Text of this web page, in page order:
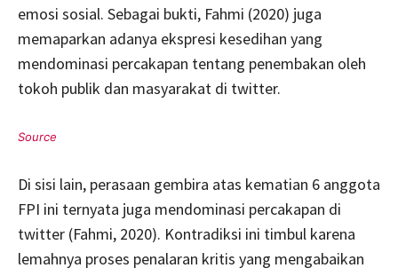
emosi sosial. Sebagai bukti, Fahmi (2020) juga
memaparkan adanya ekspresi kesedihan yang
mendominasi percakapan tentang penembakan oleh
tokoh publik dan masyarakat di twitter.
Di sisi lain, perasaan gembira atas kematian 6 anggota
FPI ini ternyata juga mendominasi percakapan di
twitter (Fahmi, 2020). Kontradiksi ini timbul karena
lemahnya proses penalaran kritis yang mengabaikan